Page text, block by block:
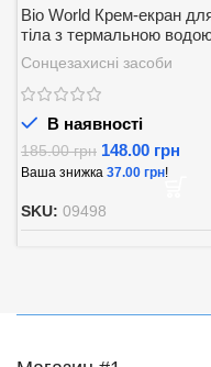
Bio World Крем-екран
тіла з термальною
SPF 30
Сонцезахисні засоби
В наявності
185.00грн 148.00 грн
Ваша знижка 37.00 грн!
SKU: 09498